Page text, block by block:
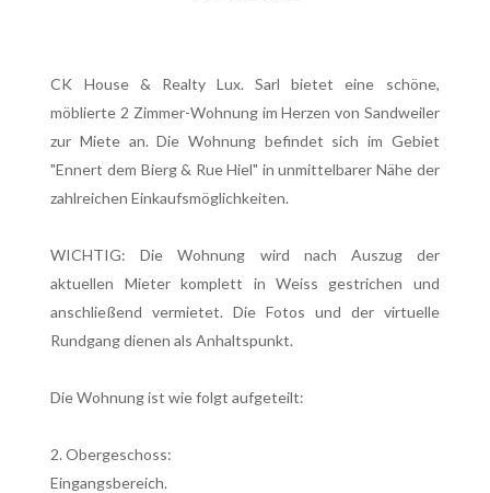
CK House & Realty Lux. Sarl bietet eine schöne,
möblierte 2 Zimmer-Wohnung im Herzen von Sandweiler
zur Miete an. Die Wohnung befindet sich im Gebiet
"Ennert dem Bierg & Rue Hiel" in unmittelbarer Nähe der
zahlreichen Einkaufsmöglichkeiten.
WICHTIG: Die Wohnung wird nach Auszug der
aktuellen Mieter komplett in Weiss gestrichen und
anschließend vermietet. Die Fotos und der virtuelle
Rundgang dienen als Anhaltspunkt.
Die Wohnung ist wie folgt aufgeteilt:
2. Obergeschoss:
Eingangsbereich.